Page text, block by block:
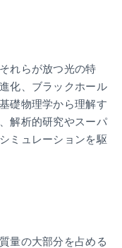
れらが放つ光の特
化、ブラックホール
礎物理学から理解す
解析的研究やスーパ
ミュレーションを駆
量の大部分を占める